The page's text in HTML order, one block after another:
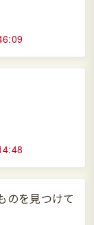
のを見つけて